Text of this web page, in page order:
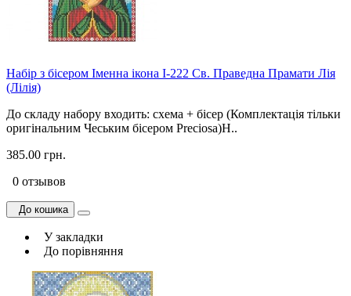
Набір з бісером Іменна ікона І-222 Св. Праведна Прамати Лія
(Лілія)
До складу набору входить: схема + бісер (Комплектація тільки
оригінальним Чеським бісером Preciosa)Н..
385.00 грн.
0 отзывов
До кошика
У закладки
До порівняння